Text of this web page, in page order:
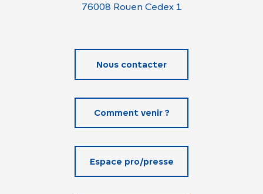
76008 Rouen Cedex 1
Nous contacter
Comment venir ?
Espace pro/presse